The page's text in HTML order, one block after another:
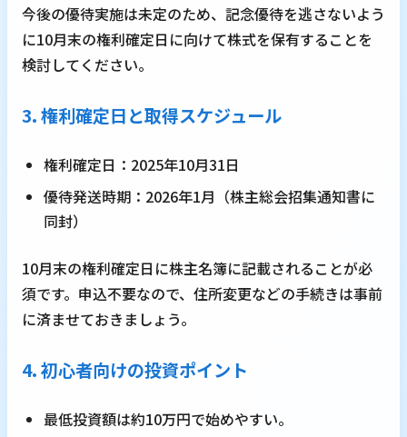
今後の優待実施は未定のため、記念優待を逃さないよう
に10月末の権利確定日に向けて株式を保有することを
検討してください。
3. 権利確定日と取得スケジュール
権利確定日：2025年10月31日
優待発送時期：2026年1月（株主総会招集通知書に
同封）
10月末の権利確定日に株主名簿に記載されることが必
須です。申込不要なので、住所変更などの手続きは事前
に済ませておきましょう。
4. 初心者向けの投資ポイント
最低投資額は約10万円で始めやすい。